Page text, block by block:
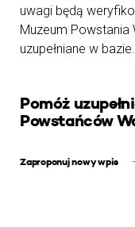
uwagi będą
Muzeum
uzupełniane w bazie.
Pomóż
Powstańców
Zaproponuj nowy wpis